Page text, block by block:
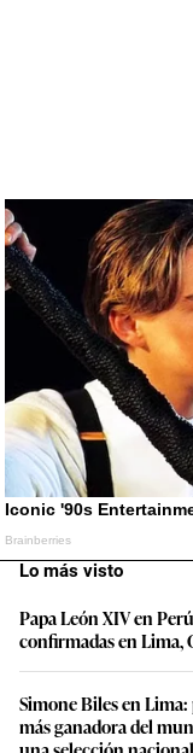
Lo más visto
Papa León XIV en
confirmadas en Lima,
Simone Biles en Lima:
más ganadora del